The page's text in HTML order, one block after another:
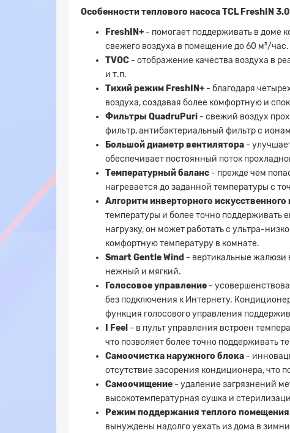
Особенности теплового насоса TCL FreshIN
FreshIN+ - помогает поддерживать в доме
свежего воздуха в помещение до 60 м³/час.
TVOC - отображение качества воздуха в
и т.п.
Тихий режим FreshIN+ - благодаря
воздуха, создавая более комфортную и
Фильтры QuadruPuri - свежий воздух
фильтр, антибактериальный фильтр с
Большой диаметр вентилятора -
обеспечивает постоянный поток
Температурный баланс - прежде чем
нагревается до заданной температуры с
Алгоритм инверторного искусственного
температуры и более точно поддерживать
нагрузку, он может работать с ультра-
комфортную температуру в комнате.
Smart Gentle Wind - вертикальные жалюзи
нежный и мягкий.
Голосовое управление -
без подключения к Интернету.
функция голосового управления
I Feel - в пульт управления встроен
что позволяет более точно поддерживать
Самоочистка наружного блока -
отсутствие засорения кондиционера, что
Самоочищение - удаление загрязнений
высокотемпературная сушка и
Режим поддержания теплого помещения
вынуждены надолго уехать из дома в